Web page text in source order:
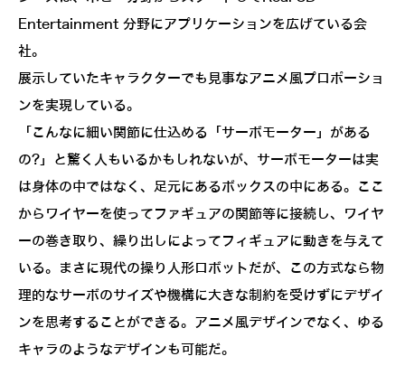
Entertainment 分野にアプリケーションを広げている会
社。
展示していたキャラクターでも見事なアニメ風プロポーショ
ンを実現している。
「こんなに細い関節に仕込める「サーボモーター」がある
の?」と驚く人もいるかもしれないが、サーボモーターは実
は身体の中ではなく、足元にあるボックスの中にある。ここ
からワイヤーを使ってファギュアの関節等に接続し、ワイヤ
ーの巻き取り、繰り出しによってフィギュアに動きを与えて
いる。まさに現代の操り人形ロボットだが、この方式なら物
理的なサーボのサイズや機構に大きな制約を受けずにデザイ
ンを思考することができる。アニメ風デザインでなく、ゆる
キャラのようなデザインも可能だ。